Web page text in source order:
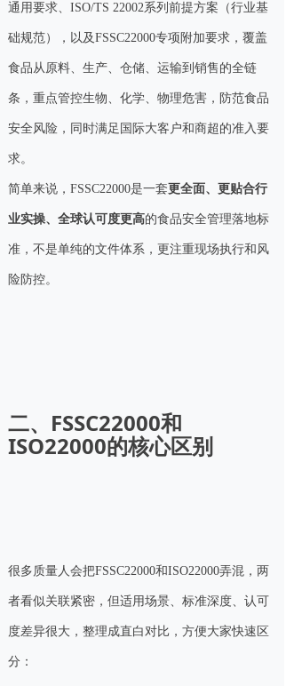
通用要求、ISO/TS 22002系列前提方案（行业基
础规范），以及FSSC22000专项附加要求，覆盖
食品从原料、生产、仓储、运输到销售的全链
条，重点管控生物、化学、物理危害，防范食品
安全风险，同时满足国际大客户和商超的准入要
求。
简单来说，FSSC22000是一套更全面、更贴合行
业实操、全球认可度更高的食品安全管理落地标
准，不是单纯的文件体系，更注重现场执行和风
险防控。
二、FSSC22000和
ISO22000的核心区别
很多质量人会把FSSC22000和ISO22000弄混，两
者看似关联紧密，但适用场景、标准深度、认可
度差异很大，整理成直白对比，方便大家快速区
分：